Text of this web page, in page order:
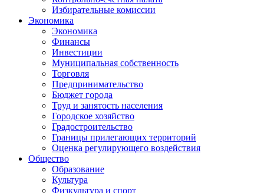
Избирательные комиссии
Экономика
Экономика
Финансы
Инвестиции
Муниципальная собственность
Торговля
Предпринимательство
Бюджет города
Труд и занятость населения
Городское хозяйство
Градостроительство
Границы прилегающих территорий
Оценка регулирующего воздействия
Общество
Образование
Культура
Физкультура и спорт